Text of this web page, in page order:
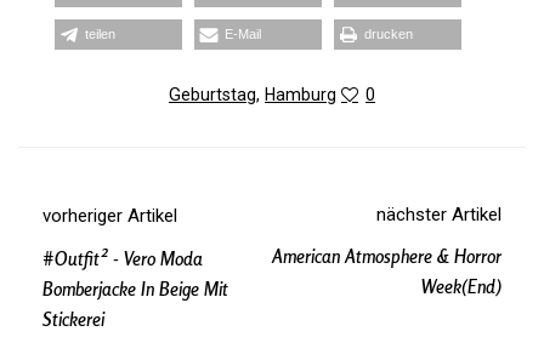
teilen E‑Mail dru­cken
Geburtstag, Hamburg 0
vorheriger Artikel
#Outfit² - Vero Moda
Bomberjacke In Beige Mit
Stickerei
nächster Artikel
American Atmosphere & Horror
Week(end)